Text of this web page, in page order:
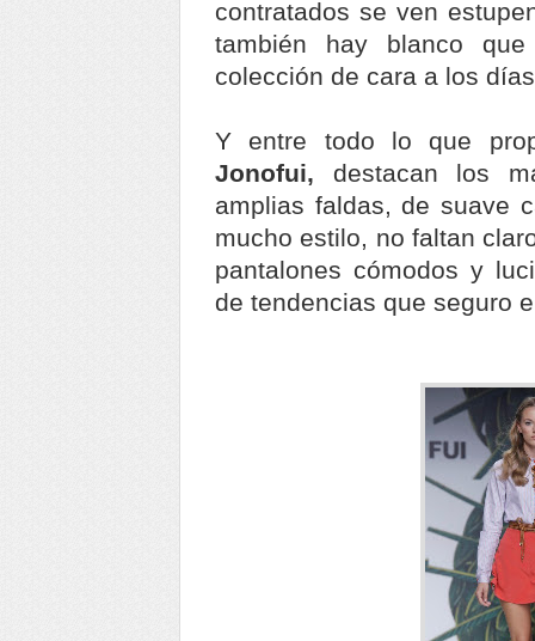
contratados se ven
también hay blanco
colección de cara a los
Y entre todo lo que
Jonofui, destacan los
amplias faldas, de suave
mucho estilo, no faltan
pantalones cómodos y
de tendencias que seguro